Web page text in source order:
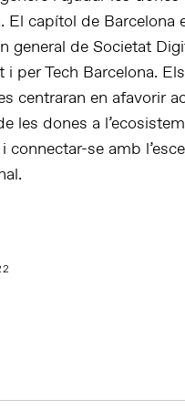
El capítol de Barcelona
general de Societat
i per Tech Barcelona.
centraran en afavorir
les dones a
connectar-se amb